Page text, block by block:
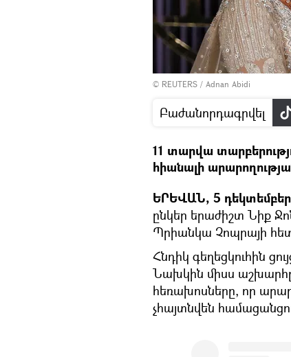
© REUTERS / Adnan Abidi
Բաժանորդագրվել
11 տարվա
հիանալի
ԵՐԵՎԱՆ, 5
ընկեր երաժիշտ Նիք
Պրիանկա Չոպրայի
Հնդիկ գեղեցկուհին
Նախկին միսս
հեռախոսները, որ
չհայտնվեն